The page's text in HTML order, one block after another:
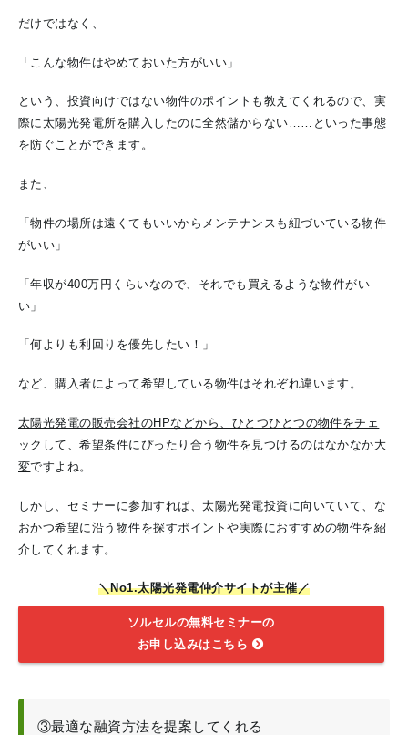
だけではなく、
「こんな物件はやめておいた方がいい」
という、投資向けではない物件のポイントも教えてくれるので、実
際に太陽光発電所を購入したのに全然儲からない……といった事態
を防ぐことができます。
また、
「物件の場所は遠くてもいいからメンテナンスも紐づいている物件
がいい」
「年収が400万円くらいなので、それでも買えるような物件がい
い」
「何よりも利回りを優先したい！」
など、購入者によって希望している物件はそれぞれ違います。
太陽光発電の販売会社のHPなどから、ひとつひとつの物件をチェ
ックして、希望条件にぴったり合う物件を見つけるのはなかなか大
変ですよね。
しかし、セミナーに参加すれば、太陽光発電投資に向いていて、な
おかつ希望に沿う物件を探すポイントや実際におすすめの物件を紹
介してくれます。
＼No1.太陽光発電仲介サイトが主催／
ソルセルの無料セミナーの
お申し込みはこちら
③最適な融資方法を提案してくれる